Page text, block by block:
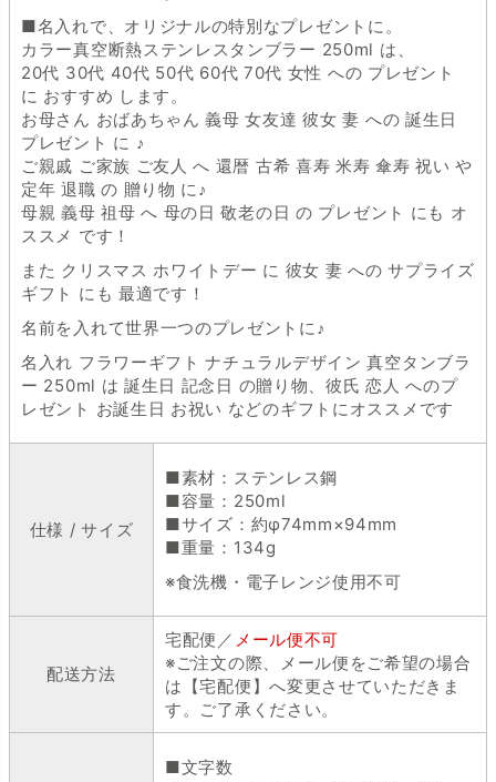
■名入れで、オリジナルの特別なプレゼントに。
カラー真空断熱ステンレスタンブラー 250ml は、
20代 30代 40代 50代 60代 70代 女性 への プレゼント
に おすすめ します。
お母さん おばあちゃん 義母 女友達 彼女 妻 への 誕生日
プレゼント に ♪
ご親戚 ご家族 ご友人 へ 還暦 古希 喜寿 米寿 傘寿 祝い や
定年 退職 の 贈り物 に♪
母親 義母 祖母 へ 母の日 敬老の日 の プレゼント にも オ
ススメ です！
また クリスマス ホワイトデー に 彼女 妻 への サプライズ
ギフト にも 最適です！
名前を入れて世界一つのプレゼントに♪
名入れ フラワーギフト ナチュラルデザイン 真空タンブラ
ー 250ml は 誕生日 記念日 の贈り物、彼氏 恋人 へのプ
レゼント お誕生日 お祝い などのギフトにオススメです
仕様 / サイズ
■素材：ステンレス鋼
■容量：250ml
■サイズ：約φ74mm×94mm
■重量：134g
※食洗機・電子レンジ使用不可
配送方法
宅配便／ メール便不可
※ご注文の際、メール便をご希望の場合
は【宅配便】へ変更させていただきま
す。ご了承ください。
■文字数